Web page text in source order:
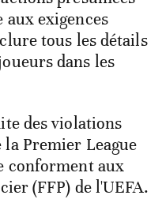
exigences
tous les détails
dans les
des violations
la Premier League
conforment aux
(FFP) de l'UEFA.